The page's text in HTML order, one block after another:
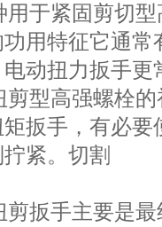
于紧固剪切
用特征它通
动扭力扳手更
型高强螺栓
扳手，有必要
紧。切割
扳手主要是